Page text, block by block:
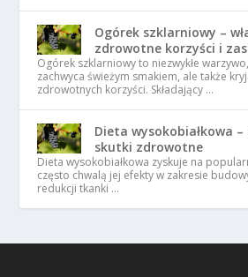
Ogórek szklarniowy –
zdrowotne korzyści i
Ogórek szklarniowy to niezwykłe
zachwyca świeżym smakiem, ale także
zdrowotnych korzyści. Składający …
Dieta wysokobiałkowa
skutki zdrowotne
Dieta wysokobiałkowa zyskuje na
często chwalą jej efekty w zakresie
redukcji tkanki …